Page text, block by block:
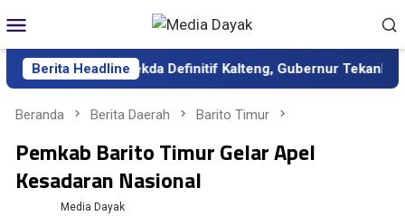
ke
kontenMobile
Berita Headline
sebagai Sekda Definitif Kalteng, Gubernur Tekankan
Beranda Berita Daerah Barito Timur
Pemkab Barito Timur Gelar Apel
Kesadaran Nasional
Media Dayak